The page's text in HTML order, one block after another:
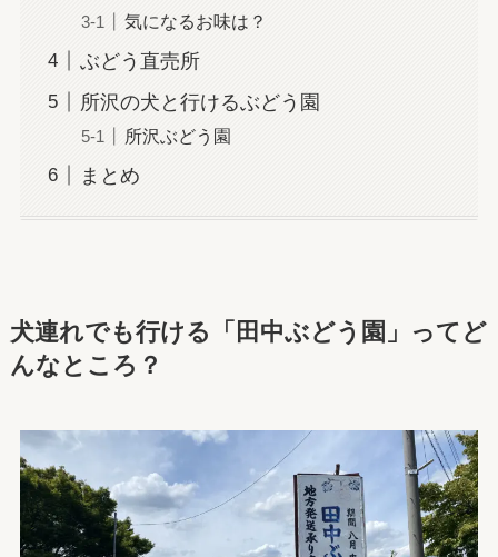
気になるお味は？
ぶどう直売所
所沢の犬と行けるぶどう園
所沢ぶどう園
まとめ
犬連れでも行ける「田中ぶどう園」ってど
んなところ？